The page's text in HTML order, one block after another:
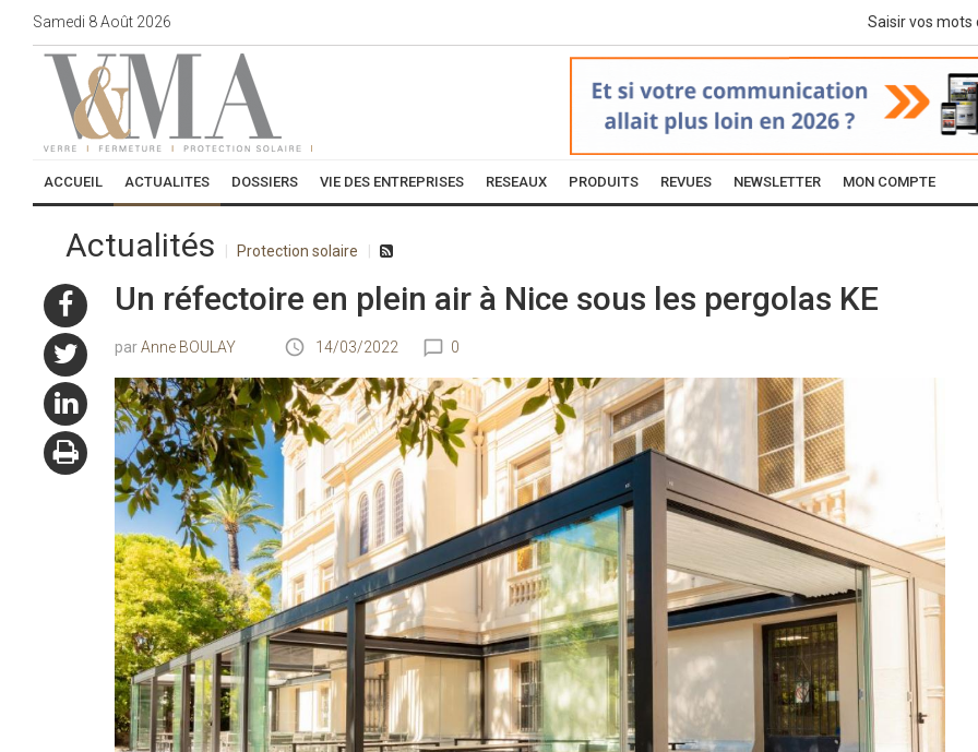
Samedi 8Août 2026
ACCUEIL ACTUALITES DOSSIERS VIE DES ENTREPRISES RESEAUX PRODUITS REVUES NEWSLETTER MON COMPTE
Actualités Protection solaire
Un réfectoire en plein air à Nice sous les pergolas KE
Anne BOULAY 14/03/2022 0